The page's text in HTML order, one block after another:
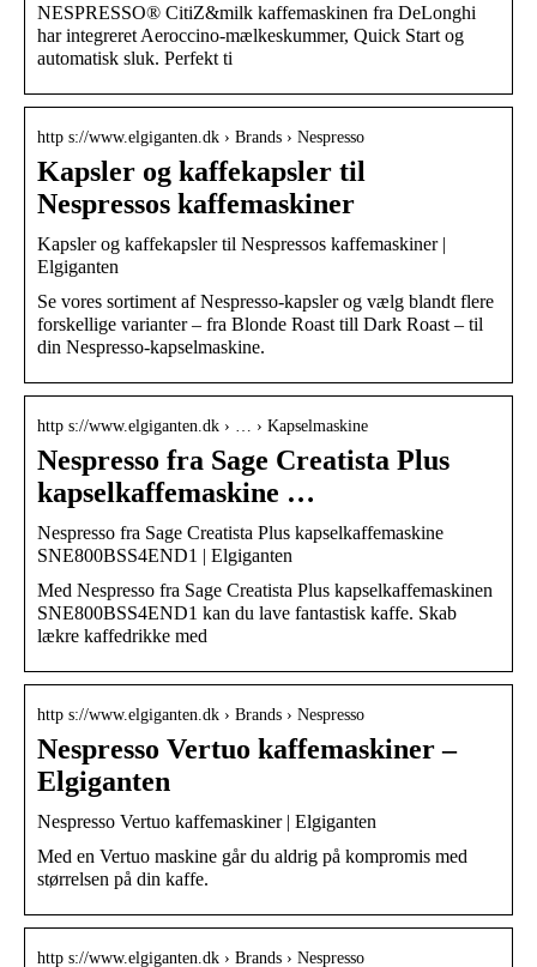
NESPRESSO® CitiZ&milk kaffemaskinen fra DeLonghi
har integreret Aeroccino-mælkeskummer, Quick Start og
automatisk sluk. Perfekt ti
http s://www.elgiganten.dk › Brands › Nespresso
Kapsler og kaffekapsler til
Nespressos kaffemaskiner
Kapsler og kaffekapsler til Nespressos kaffemaskiner |
Elgiganten
Se vores sortiment af Nespresso-kapsler og vælg blandt flere
forskellige varianter – fra Blonde Roast till Dark Roast – til
din Nespresso-kapselmaskine.
http s://www.elgiganten.dk › … › Kapselmaskine
Nespresso fra Sage Creatista Plus
kapselkaffemaskine …
Nespresso fra Sage Creatista Plus kapselkaffemaskine
SNE800BSS4END1 | Elgiganten
Med Nespresso fra Sage Creatista Plus kapselkaffemaskinen
SNE800BSS4END1 kan du lave fantastisk kaffe. Skab
lækre kaffedrikke med
http s://www.elgiganten.dk › Brands › Nespresso
Nespresso Vertuo kaffemaskiner –
Elgiganten
Nespresso Vertuo kaffemaskiner | Elgiganten
Med en Vertuo maskine går du aldrig på kompromis med
størrelsen på din kaffe.
http s://www.elgiganten.dk › Brands › Nespresso